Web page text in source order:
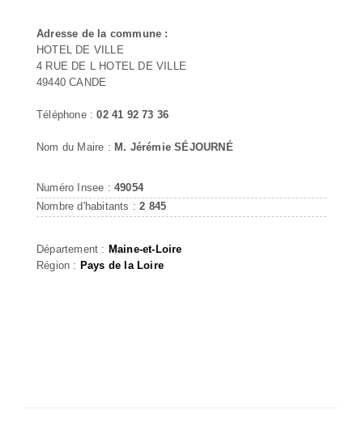
Adresse de la commune :
HOTEL DE VILLE
4 RUE DE L HOTEL DE VILLE
49440 CANDE
Téléphone :02 41 92 73 36
Nom du Maire : M. Jérémie SÉJOURNÉ
Numéro Insee : 49054
Nombre d'habitants :2 845
Département : Maine-et-Loire
Région : Pays de la Loire